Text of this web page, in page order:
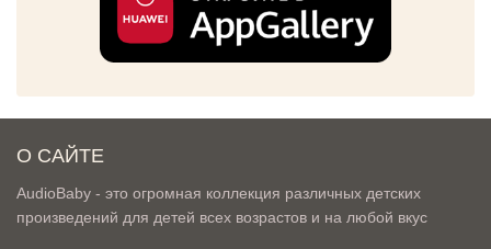
О САЙТЕ
AudioBaby - это огромная коллекция различных детских
произведений для детей всех возрастов и на любой вкус